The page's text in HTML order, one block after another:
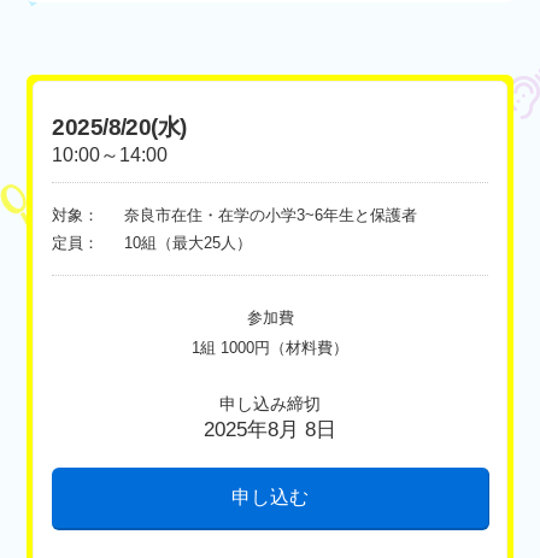
2025/8/20(水)
10:00～14:00
対象：
奈良市在住・在学の小学3~6年生と保護者
定員：
10組（最大25人）
参加費
1組 1000円（材料費）
申し込み締切
2025年8月 8日
申し込む